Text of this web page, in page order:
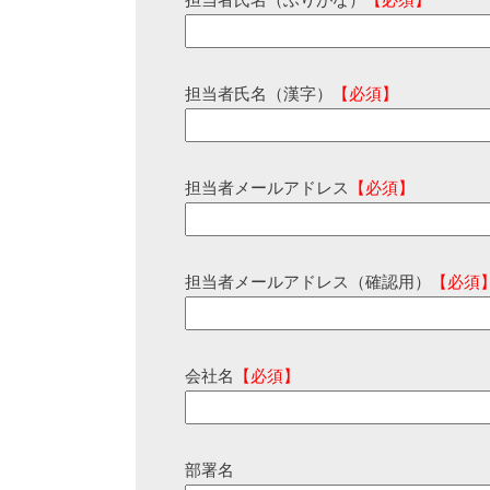
担当者氏名（漢字） 【必須】
担当者メールアドレス 【必須】
担当者メールアドレス（確認用） 【必須
会社名 【必須】
部署名